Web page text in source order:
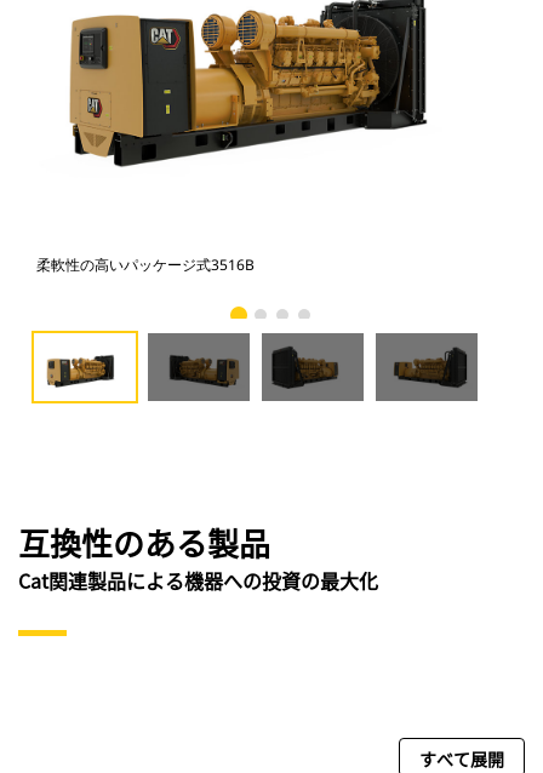
柔軟性の高いパッケージ式3516B
互換性のある製品
Cat関連製品による機器への投資の最大化
すべて展開